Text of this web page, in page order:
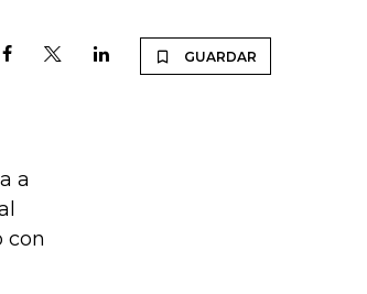
GUARDAR
a
con